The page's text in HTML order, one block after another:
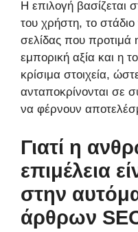
Η επιλογή βασίζεται
του χρήστη, το
σελίδας που
εμπορική αξία και η
κρίσιμα στοιχεία,
ανταποκρίνονται σε
να φέρνουν
Γιατί η
επιμέλεια
στην
άρθρων